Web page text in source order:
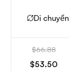
Di chuyển
$66.88
$53.50